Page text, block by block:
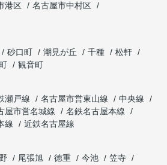
港区
名古屋市中村区
砂口町 潮見が丘 千種
松軒
観音町
瀬戸線 名古屋市営東山線
中央線
屋市営名城線
名鉄名古屋本線
線
近鉄名古屋線
尾張旭 徳重 今池
笠寺